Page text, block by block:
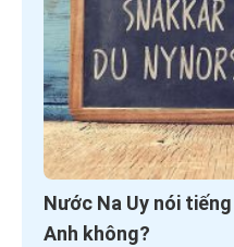
Nước Na Uy nói
Anh không?